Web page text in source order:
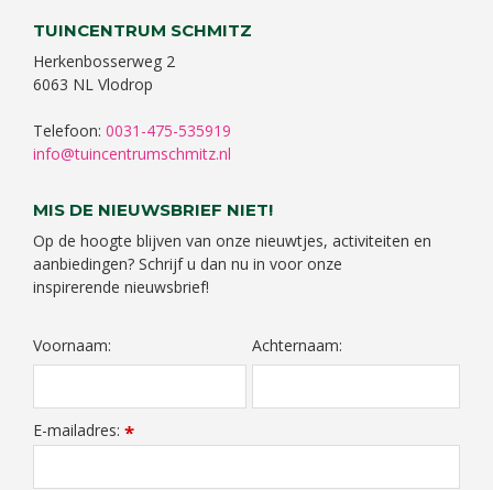
TUINCENTRUM SCHMITZ
Herkenbosserweg 2
6063 NL Vlodrop
Telefoon: 0031-475-535919
info@tuincentrumschmitz.nl
MIS DE NIEUWSBRIEF NIET!
Op de hoogte blijven van onze nieuwtjes, activiteiten en
aanbiedingen? Schrijf u dan nu in voor onze
inspirerende nieuwsbrief!
Voornaam: Achternaam:
E-mailadres: *